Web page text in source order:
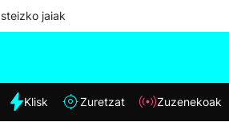
jaiak
Klisk Zuretzat Zuzenekoak